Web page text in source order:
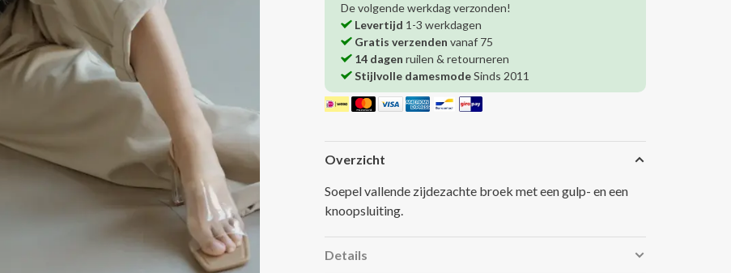
De volgende werkdag verzonden!
Levertijd 1-3 werkdagen
Gratis verzenden vanaf 75
14 dagen ruilen & retourneren
Stijlvolle damesmodeSinds 2011
Overzicht
Soepel vallende zijdezachte broek met een gulp- en een
knoopsluiting.
Details